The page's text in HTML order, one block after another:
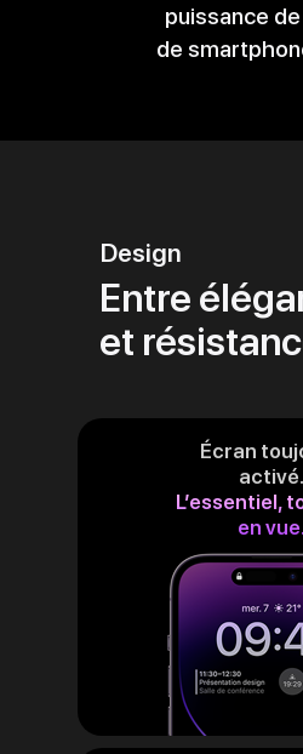
puissance
de
Design
Entre
et
Écran
activé.
L’essentiel,
en vue.